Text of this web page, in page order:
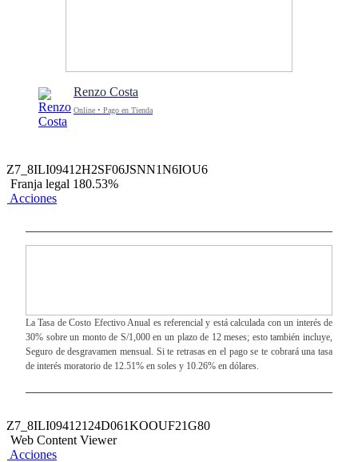
Renzo Costa
Online • Pago en Tienda
Z7_8ILI09412H2SF06JSNN1N6IOU6
Franja legal 180.53%
Acciones
La Tasa de Costo Efectivo Anual es referencial y está calculada con un interés de
30% sobre un monto de S/1,000 en un plazo de 12 meses; esto también incluye,
Seguro de desgravamen mensual. Si te retrasas en el pago se te cobrará una tasa
de interés moratorio de 12.51% en soles y 10.26% en dólares.
Z7_8ILI09412124D061KOOUF21G80
Web Content Viewer
Acciones